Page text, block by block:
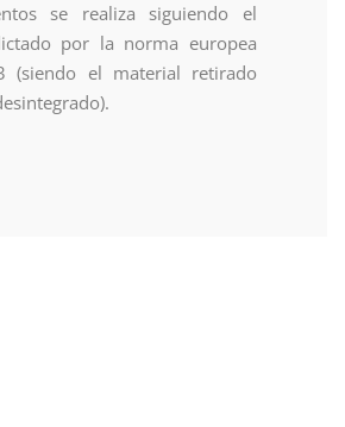
se realiza siguiendo el
por la norma europea
(siendo el material retirado